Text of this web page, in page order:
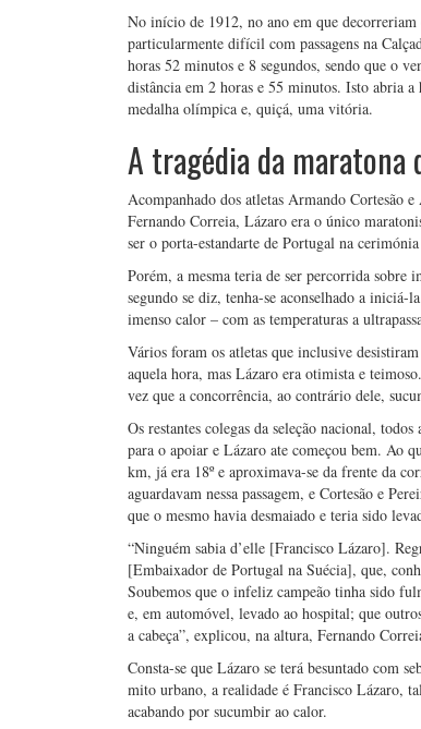
No início de 1912, no ano em que
particularmente difícil com passagens na
horas 52 minutos e 8 segundos, sendo que o
distância em 2 horas e 55 minutos. Isto abria
medalha olímpica e, quiçá, uma vitória.
A tragédia da maratona
Acompanhado dos atletas Armando Cortesão
Fernando Correia, Lázaro era o único
ser o porta-estandarte de Portugal na
Porém, a mesma teria de ser percorrida sobre
segundo se diz, tenha-se aconselhado a
imenso calor – com as temperaturas a
Vários foram os atletas que inclusive
aquela hora, mas Lázaro era otimista e
vez que a concorrência, ao contrário dele,
Os restantes colegas da seleção nacional,
para o apoiar e Lázaro ate começou bem. Ao
km, já era 18º e aproximava-se da frente da
aguardavam nessa passagem, e Cortesão e
que o mesmo havia desmaiado e teria sido
“Ninguém sabia d’elle [Francisco Lázaro].
[Embaixador de Portugal na Suécia], que,
Soubemos que o infeliz campeão tinha sido
e, em automóvel, levado ao hospital; que
a cabeça”, explicou, na altura, Fernando
Consta-se que Lázaro se terá besuntado com
mito urbano, a realidade é Francisco Lázaro,
acabando por sucumbir ao calor.